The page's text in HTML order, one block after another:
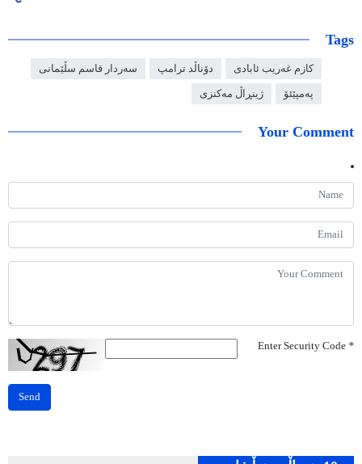
Tags
کازم غەریب ئابادی دۆناڵد ترامپ سه‌ردار قاسم سڵێمانی
پەمپێئۆ ژینڕاڵ مەکنزی
Your Comment
*
Send